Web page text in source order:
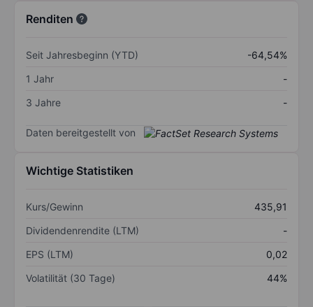
Renditen
Seit Jahresbeginn (YTD)
-64,54%
1 Jahr
-
3 Jahre
-
Daten bereitgestellt von
Wichtige Statistiken
Kurs/Gewinn
435,91
Dividendenrendite (LTM)
-
EPS (LTM)
0,02
Volatilität (30 Tage)
44%